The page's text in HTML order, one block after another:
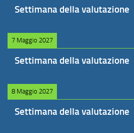
Settimana della valutazione
7 Maggio 2027
Settimana della valutazione
8 Maggio 2027
Settimana della valutazione